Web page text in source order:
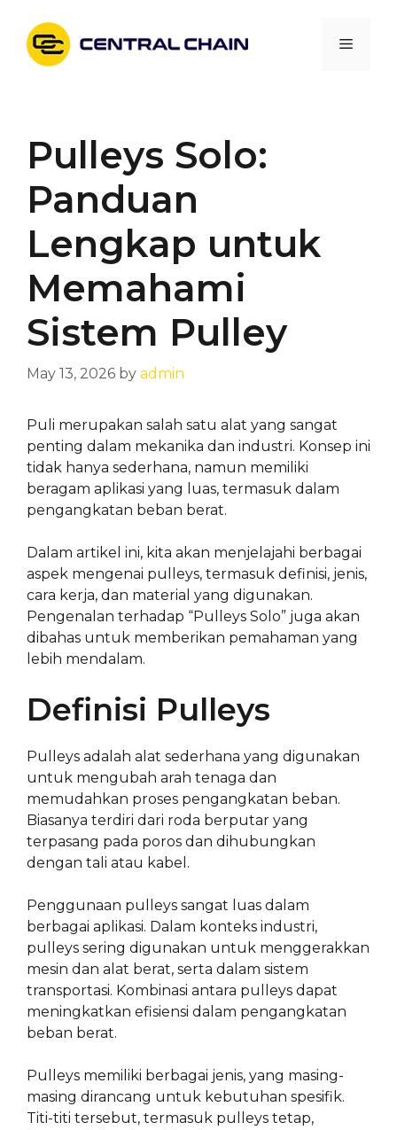
content
Menu
Pulleys Solo:
Panduan
Lengkap untuk
Memahami
Sistem Pulley
May 13, 2026 by admin
Puli merupakan salah satu alat yang sangat
penting dalam mekanika dan industri. Konsep ini
tidak hanya sederhana, namun memiliki
beragam aplikasi yang luas, termasuk dalam
pengangkatan beban berat.
Dalam artikel ini, kita akan menjelajahi berbagai
aspek mengenai pulleys, termasuk definisi, jenis,
cara kerja, dan material yang digunakan.
Pengenalan terhadap “Pulleys Solo” juga akan
dibahas untuk memberikan pemahaman yang
lebih mendalam.
Definisi Pulleys
Pulleys adalah alat sederhana yang digunakan
untuk mengubah arah tenaga dan
memudahkan proses pengangkatan beban.
Biasanya terdiri dari roda berputar yang
terpasang pada poros dan dihubungkan
dengan tali atau kabel.
Penggunaan pulleys sangat luas dalam
berbagai aplikasi. Dalam konteks industri,
pulleys sering digunakan untuk menggerakkan
mesin dan alat berat, serta dalam sistem
transportasi. Kombinasi antara pulleys dapat
meningkatkan efisiensi dalam pengangkatan
beban berat.
Pulleys memiliki berbagai jenis, yang masing-
masing dirancang untuk kebutuhan spesifik.
Titi-titi tersebut, termasuk pulleys tetap,